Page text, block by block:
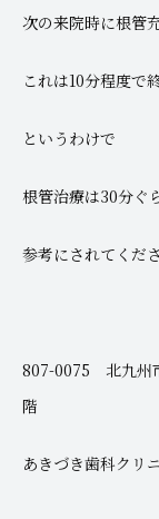
次の来院時に根管
これは10分程度で
というわけで
根管治療は30分ぐ
参考にされてくださ
807-0075 北九州
階
あきづき歯科